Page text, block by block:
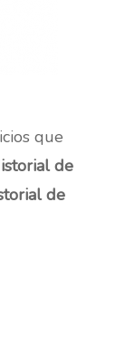
que
de
de